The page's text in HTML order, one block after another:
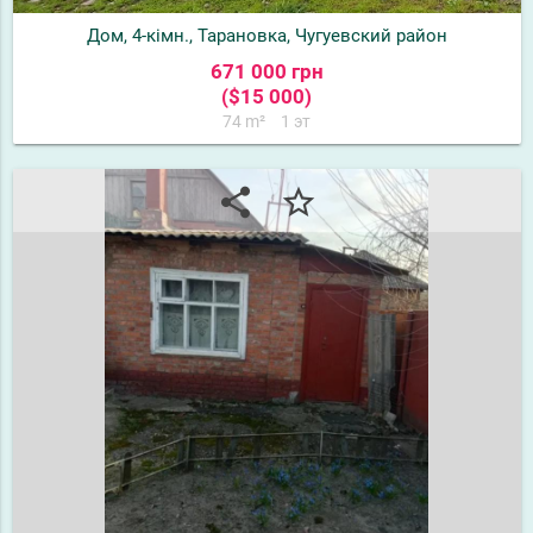
Дом, 4-кімн., Тарановка, Чугуевский район
671 000 грн
($15 000)
74 m² 1 эт
share star_border